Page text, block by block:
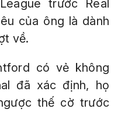
trước Real
của ông là dành
về.
có vẻ không
đã xác định, họ
thế cờ trước